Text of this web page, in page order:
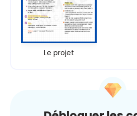
Le projet